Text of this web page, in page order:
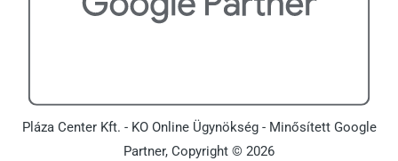
Pláza Center Kft. - KO Online Ügynökség - Minősített Google
Partner, Copyright © 2026